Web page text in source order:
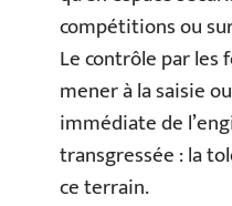
compétitions ou
Le contrôle par les
mener à la saisie
immédiate de
transgressée : la
ce terrain.